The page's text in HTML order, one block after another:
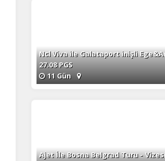
Ncl Viva ile Galataport inişli
27.08 PGS
11 Gün
Ajet İle Bosna Belgrad Turu -